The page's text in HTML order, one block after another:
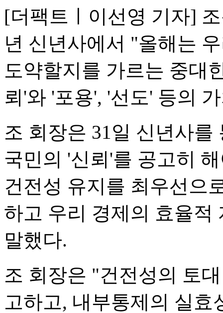
[더팩트ㅣ이선영 기자]
년 신년사에서 "올해는
도약할지를 가르는 중대
뢰'와 '포용', '선도' 등의
조 회장은 31일 신년사
국민의 '신뢰'를 공고히
건전성 유지를 최우선으
하고 우리 경제의 효율적
말했다.
조 회장은 "건전성의 토
고하고, 내부통제의 실효